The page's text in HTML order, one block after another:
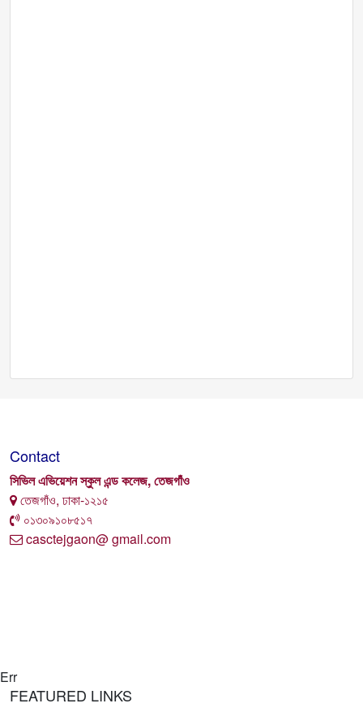
Contact
সিভিল এভিয়েশন স্কুল এন্ড কলেজ, তেজগাঁও
তেজগাঁও, ঢাকা-১২১৫
০১৩০৯১০৮৫১৭
casctejgaon@ gmail.com
Err
FEATURED LINKS